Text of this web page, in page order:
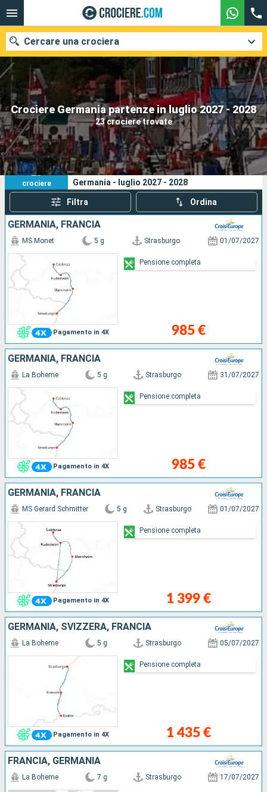
Crociere Germania partenze in luglio 2027 - 2028
23 crociere trovate
Cercare una crociera
Le nostre destinazioni
Mesi di partenza
Porti Compagnie
Ricerca
23
crociere
I tuoi criteri di ricerca:
Germania - luglio 2027 - 2028
Filtra Ordina
GERMANIA, FRANCIA
Pagamento in 4X
MS Monet 5 g Strasburgo 01/07/2027
985 €
Pensione completa
GERMANIA, FRANCIA
Pagamento in 4X
La Boheme 5 g Strasburgo 31/07/2027
985 €
Pensione completa
GERMANIA, FRANCIA
Pagamento in 4X
MS Gerard Schmitter 5 g Strasburgo 01/07/2027
1 399 €
Pensione completa
GERMANIA, SVIZZERA, FRANCIA
Pagamento in 4X
La Boheme 5 g Strasburgo 05/07/2027
1 435 €
Pensione completa
FRANCIA, GERMANIA
La Boheme 7 g Strasburgo 17/07/2027